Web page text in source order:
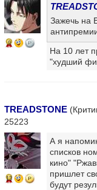
9
Зажечь на
На 10 лет
"худший
TREADSTONE
25223
13
А я
списков
кино"
пришлет
будут